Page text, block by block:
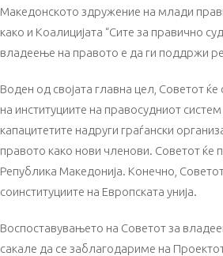
Македонското здружение на млади
како и Коалицијата “Сите за правично
владеење на правото е да ги поддржи
Воден од својата главна цел, Советот
на институциите на правосудниот
капацитетите надруги граѓански
правото како нови членови. Советот ќе
Република Македонија. Конечно,
соинституциите на Европската унија.
Воспоставувањето на Советот за
сакале да се заблагодариме на